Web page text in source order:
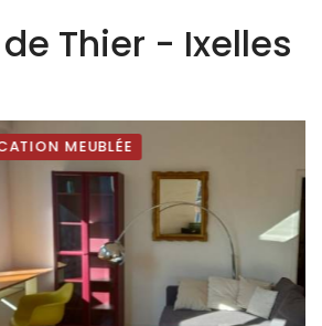
de Thier
Thier - Ixelles
MEUBLÉE